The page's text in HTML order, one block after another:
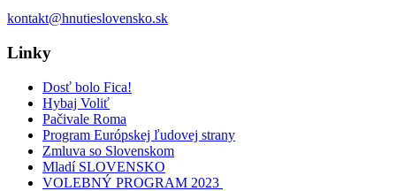
kontakt@hnutieslovensko.sk
Linky
Dosť bolo Fica!
Hybaj Voliť
Pačivale Roma
Program Európskej ľudovej strany
Zmluva so Slovenskom
Mladí SLOVENSKO
VOLEBNÝ PROGRAM 2023